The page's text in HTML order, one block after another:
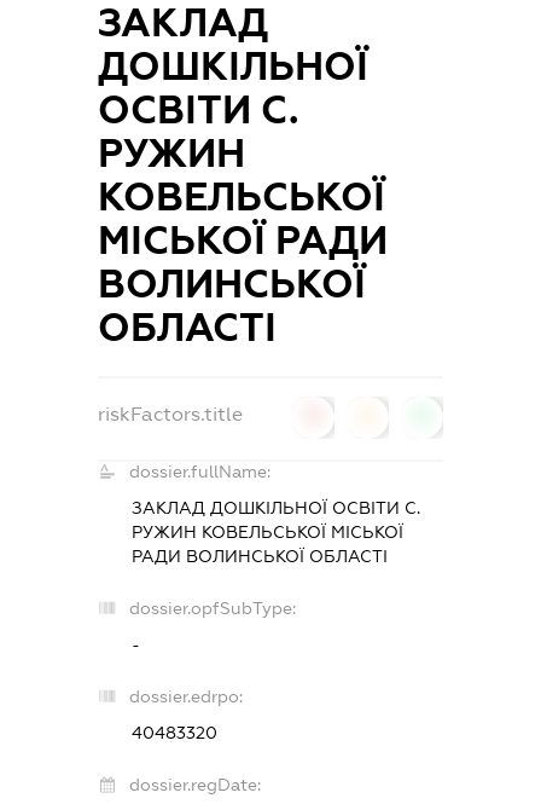
ЗАКЛАД
ДОШКІЛЬНОЇ
ОСВІТИ С.
РУЖИН
КОВЕЛЬСЬКОЇ
МІСЬКОЇ РАДИ
ВОЛИНСЬКОЇ
ОБЛАСТІ
riskFactors.title
dossier.fullName:
ЗАКЛАД ДОШКІЛЬНОЇ ОСВІТИ С.
РУЖИН КОВЕЛЬСЬКОЇ МІСЬКОЇ
РАДИ ВОЛИНСЬКОЇ ОБЛАСТІ
dossier.opfSubType:
-
dossier.edrpo:
40483320
dossier.regDate: